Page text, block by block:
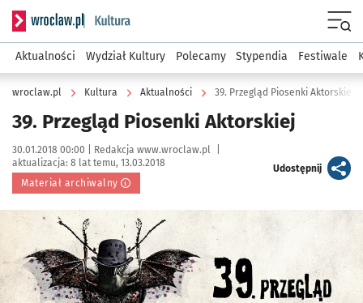
Serwis informacyjny wroclaw.pl podserwis: Kultura
Aktualności Wydział Kultury Polecamy Stypendia Festiwale
wroclaw.pl Kultura Aktualności 39. Przegląd Piosenki Aktorskiej
39. Przegląd Piosenki Aktorskiej
Data publikacji:
30.01.2018 00:00 | Autor:
Redakcja www.wroclaw.pl
aktualizacja: 8 lat temu, 13.03.2018
Materiał archiwalny
Udostępnijartykuł
Kliknij, aby powiększyć